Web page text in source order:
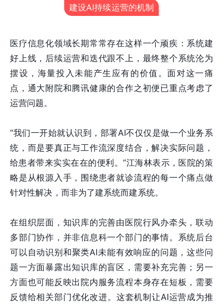
建设AI持续运营的机制
医疗信息化领域长期常常存在这样一个顽疾：系统建
好上线，后续运营和迭代跟不上，最终整个系统沦为
摆设，海量投入未能产生应有的价值。面对这一痛
点，通大附院和腾讯健康的合作之初便已重点考虑了
运营问题。
“我们一开始就认识到，部署AI不仅仅是做一个业务系
统，而是要真正与工作流深度结合，解决实际问题，
给患者带来实实在在的便利。”江海林表示，医院的策
略是从根源入手，围绕患者就诊流程的每一个痛点做
针对性解决，而非为了建系统而建系统。
在组织层面，知识库的完善由医院行风办牵头，联动
多部门协作，并非信息科一个部门的事情。系统后台
可以自动识别和聚类AI未能有效响应的问题，这些问
题一方面暴露出知识库的盲区，需要补充完善；另一
方面也可能反映出院内服务流程本身存在短板，需要
反馈给相关部门优化改进。这套机制让AI运营成为推